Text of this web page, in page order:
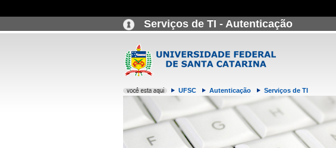
Serviços de TI - Autenticação
UFSC Autenticação Serviços de TI